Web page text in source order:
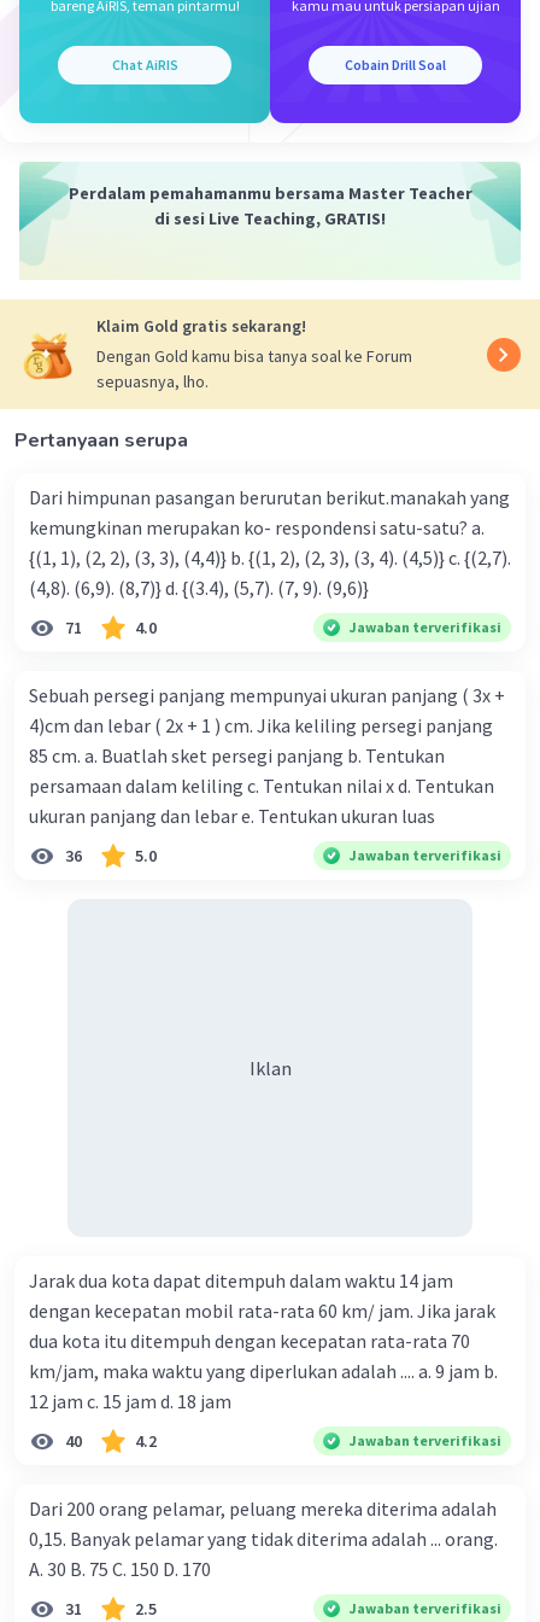
Luas persegi = panjang sisi × panjang sisi
= 16 cm²
Jadi, luas maksimum persegi tersebut adalah
Beri Rating·5.0(1) Balas
Iklan
bareng AiRIS, teman pintarmu!
Chat AiRIS
kamu mau untuk persiapan ujian
Cobain Drill Soal
Perdalam pemahamanmu bersama Master Teacher
di sesi Live Teaching, GRATIS!
Klaim Gold gratis sekarang!
Dengan Gold kamu bisa tanya soal ke Forum
sepuasnya, lho.
Pertanyaan serupa
Dari himpunan pasangan berurutan berikut.manakah yang
kemungkinan merupakan ko- respondensi satu-satu? a.
{(1, 1), (2, 2), (3, 3), (4,4)} b. {(1, 2), (2, 3), (3, 4). (4,5)} c. {(2,7).
(4,8). (6,9). (8,7)} d. {(3.4), (5,7). (7, 9). (9,6)}
71 4.0 Jawaban terverifikasi
Sebuah persegi panjang mempunyai ukuran panjang ( 3x +
4)cm dan lebar ( 2x + 1 ) cm. Jika keliling persegi panjang
85 cm. a. Buatlah sket persegi panjang b. Tentukan
persamaan dalam keliling c. Tentukan nilai x d. Tentukan
ukuran panjang dan lebar e. Tentukan ukuran luas
36 5.0 Jawaban terverifikasi
Iklan
Jarak dua kota dapat ditempuh dalam waktu 14 jam
dengan kecepatan mobil rata-rata 60 km/ jam. Jika jarak
dua kota itu ditempuh dengan kecepatan rata-rata 70
km/jam, maka waktu yang diperlukan adalah .... a. 9 jam b.
12 jam c. 15 jam d. 18 jam
40 4.2 Jawaban terverifikasi
Dari 200 orang pelamar, peluang mereka diterima adalah
0,15. Banyak pelamar yang tidak diterima adalah ... orang.
A. 30 B. 75 C. 150 D. 170
31 2.5 Jawaban terverifikasi